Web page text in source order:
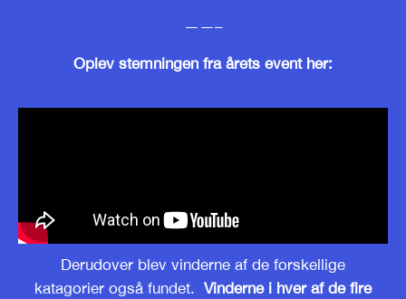
——–
Oplev stemningen fra årets event her:
Derudover blev vinderne af de forskellige
katagorier også fundet. Vinderne i hver af de fire